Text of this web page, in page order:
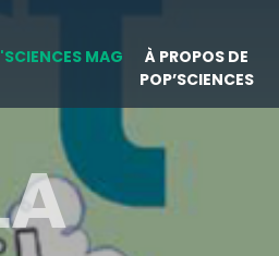
MAG
À PROPOS DE
POP’SCIENCES